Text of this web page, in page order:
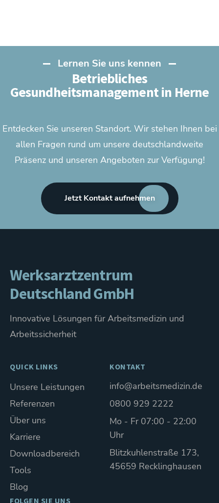
Lernen Sie uns kennen
Betriebliches
Gesundheitsmanagement in Herne
Entdecken Sie unseren Standort. Wir stehen Ihnen bei
allen Fragen rund um unsere deutschlandweite
Präsenz und unseren Angeboten zur Verfügung!
Jetzt Kontakt aufnehmen
Werksarztzentrum
Deutschland GmbH
Innovative Lösungen für Arbeitsmedizin und
Arbeitssicherheit
QUICK LINKS
Unsere Leistungen
Referenzen
Über uns
Karriere
Downloadbereich
Tools
Blog
KONTAKT
info@arbeitsmedizin.de
0800 929 2222
Mo - Fr 07:00 - 22:00
Uhr
Blitzkuhlenstraße 173,
45659 Recklinghausen
FOLGEN SIE UNS